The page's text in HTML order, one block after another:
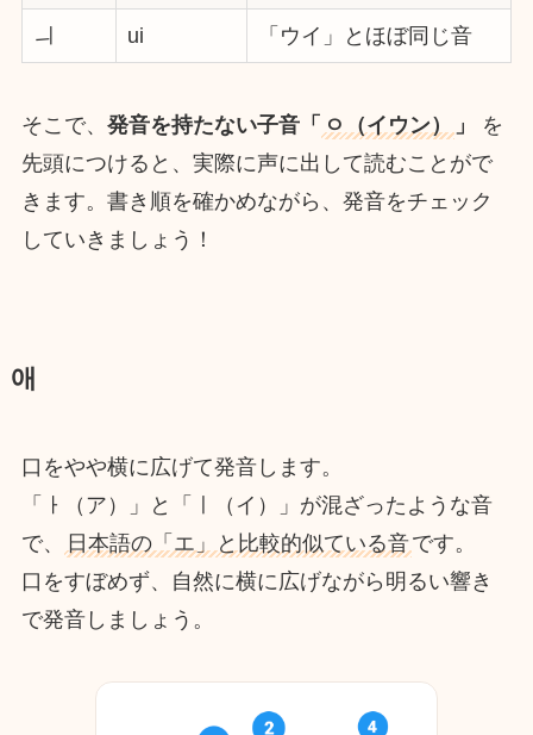
ㅢ ui 「ウイ」とほぼ同じ音
そこで、 発音を持たない子音「 ㅇ（イウン） 」
を
先頭につけると、実際に声に出して読むことがで
きます。書き順を確かめながら、発音をチェック
していきましょう！
애
口をやや横に広げて発音します。
「ㅏ（ア）」と「ㅣ（イ）」が混ざったような音
で、
日本語の「エ」と比較的似ている音です。
口をすぼめず、自然に横に広げながら明るい響き
で発音しましょう。